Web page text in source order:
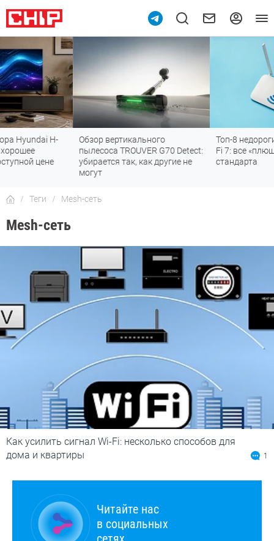
Обзор вертикального
пылесоса TROUVER G70 Detect:
убирается так, как другие не
Топ-8 недорогих роутеров с Wi-
Fi 7: все «плюшки» последнего
стандарта
Теги Mesh-сеть
Mesh-сеть
Как усилить сигнал Wi-Fi: несколько способов для
дома и квартиры
1
Читайте нас
в социальных